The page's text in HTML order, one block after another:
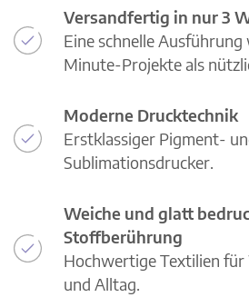
Versandfertig in nur 3
Eine schnelle
Minute-Projekte als
Moderne Drucktechnik
Erstklassiger Pigment-
Sublimationsdrucker.
Weiche und glatt
Stoffberührung
Hochwertige Textilien für
und Alltag.